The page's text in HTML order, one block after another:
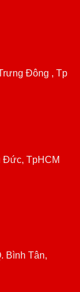
Đông , Tp
Đức, TpHCM
Bình Tân,